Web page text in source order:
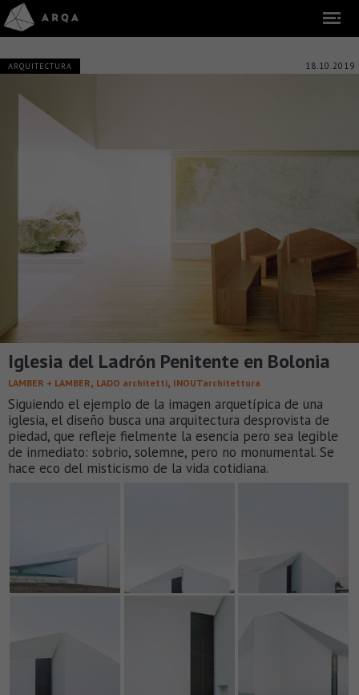
ARQUITECTURA 18.10.2019
Iglesia del Ladrón Penitente en Bolonia
LAMBER + LAMBER, LADO architetti, INOUTarchitettura
Siguiendo el ejemplo de la imagen arquetípica de una
iglesia, el diseño busca una arquitectura desprovista de
piedad, que refleje fielmente la esencia pero sea legible
de inmediato: sobrio, solemne, pero no monumental. Se
hace eco del misticismo de la vida cotidiana.